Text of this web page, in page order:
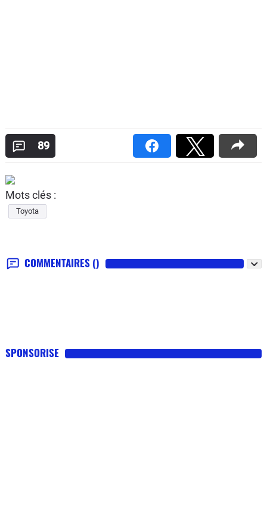
89
Mots clés :
Toyota
COMMENTAIRES ()
SPONSORISE